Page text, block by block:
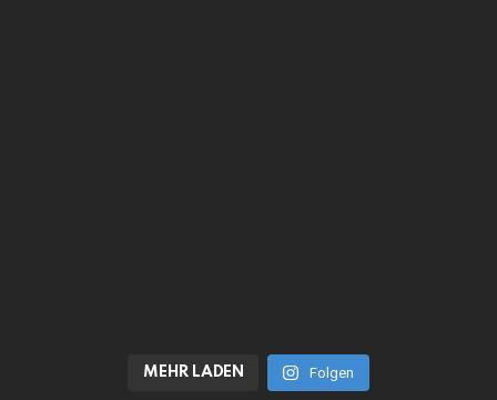
MEHR LADEN Folgen